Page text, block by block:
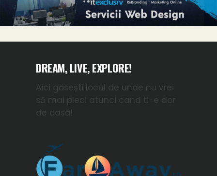
DREAM, LIVE, EXPLORE!
Aici găsești locul de unde nu vrei
să mai pleci atunci cand ti-e dor
de casă!